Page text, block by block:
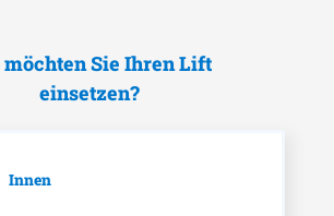
Sie Ihren Lift
einsetzen?
Innen